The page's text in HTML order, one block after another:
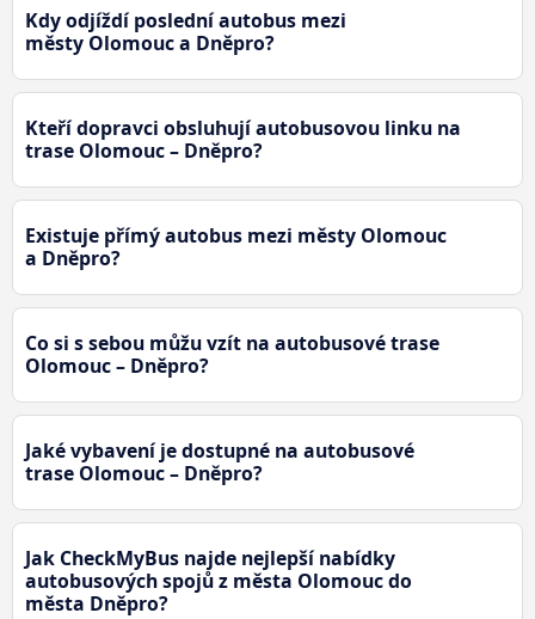
Kdy odjíždí poslední autobus mezi
městy Olomouc a Dněpro?
Kteří dopravci obsluhují autobusovou linku na
trase Olomouc – Dněpro?
Existuje přímý autobus mezi městy Olomouc
a Dněpro?
Co si s sebou můžu vzít na autobusové trase
Olomouc – Dněpro?
Jaké vybavení je dostupné na autobusové
trase Olomouc – Dněpro?
Jak CheckMyBus najde nejlepší nabídky
autobusových spojů z města Olomouc do
města Dněpro?